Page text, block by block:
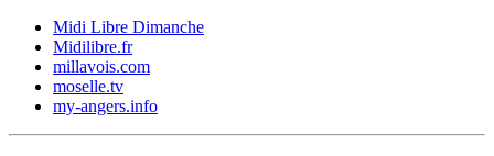
Midi Libre Dimanche
Midilibre.fr
millavois.com
moselle.tv
my-angers.info